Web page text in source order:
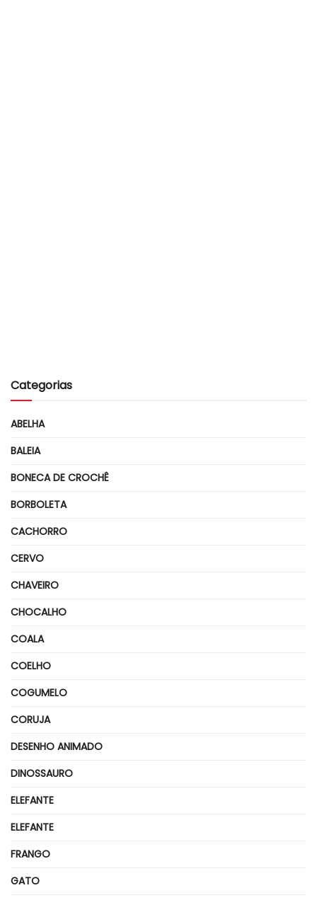
Categorias
ABELHA
BALEIA
BONECA DE CROCHÊ
BORBOLETA
CACHORRO
CERVO
CHAVEIRO
CHOCALHO
COALA
COELHO
COGUMELO
CORUJA
DESENHO ANIMADO
DINOSSAURO
ELEFANTE
ELEFANTE
FRANGO
GATO